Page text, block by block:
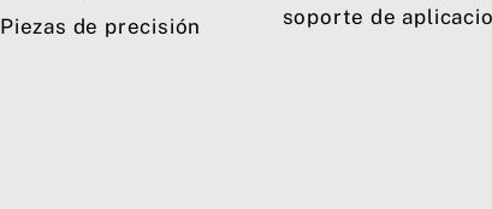
Piezas de precisión
soporte de